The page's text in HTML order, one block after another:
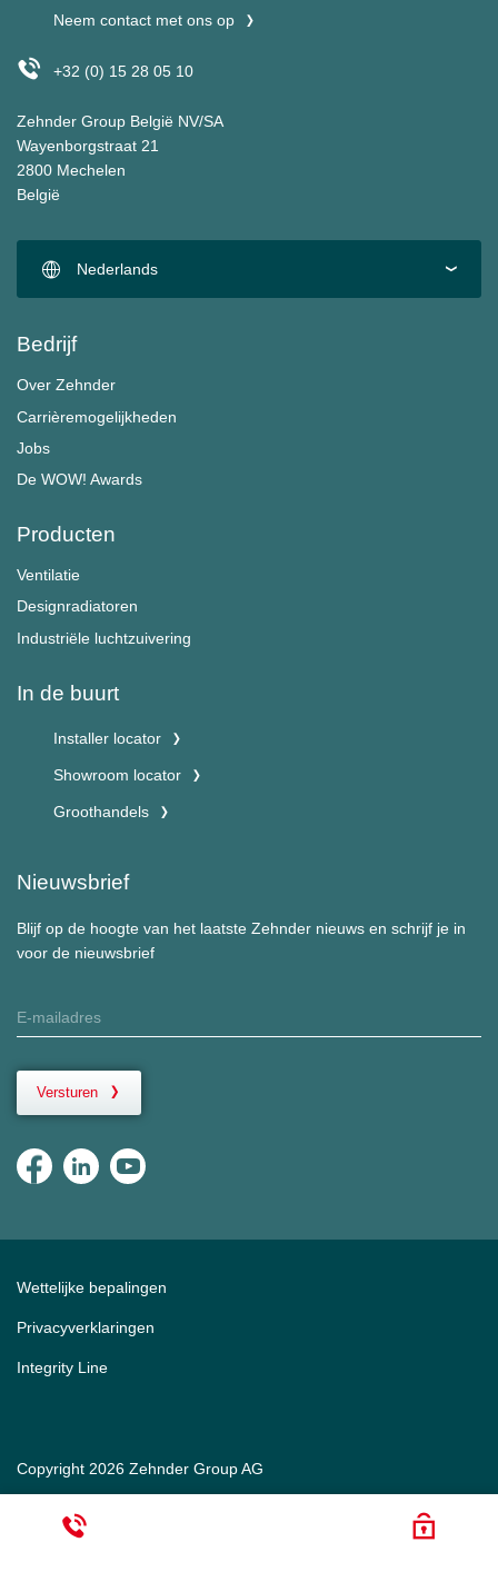
Neem contact met ons op
+32 (0) 15 28 05 10
Zehnder Group België NV/SA
Wayenborgstraat 21
2800 Mechelen
België
Nederlands
Bedrijf
Over Zehnder
Carrièremogelijkheden
Jobs
De WOW! Awards
Producten
Ventilatie
Designradiatoren
Industriële luchtzuivering
In de buurt
Installer locator
Showroom locator
Groothandels
Nieuwsbrief
Blijf op de hoogte van het laatste Zehnder nieuws en schrijf je in
voor de nieuwsbrief
Versturen
Copyright 2026 Zehnder Group AG
Wettelijke bepalingen
Privacyverklaringen
Integrity Line